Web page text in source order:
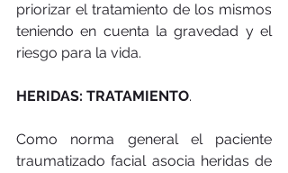
priorizar el tratamiento de los mismos
teniendo en cuenta la gravedad y el
riesgo para la vida.
HERIDAS: TRATAMIENTO.
Como norma general el paciente
traumatizado facial asocia heridas de